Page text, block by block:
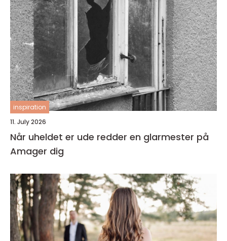
inspiration
11. July 2026
Når uheldet er ude redder en glarmester på
Amager dig